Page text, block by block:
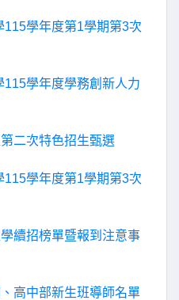
學年度第1學期第3次
學年度學務創新人力
二次特色招生甄選
學年度第1學期第3次
續招榜單暨報到注意事
高中部新生班導師名單